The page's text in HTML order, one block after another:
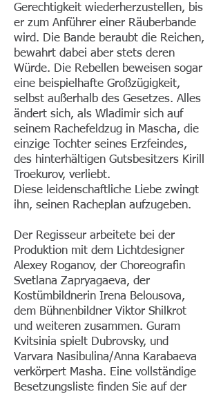
Gerechtigkeit wiederherzustellen, bis
er zum Anführer einer Räuberbande
wird. Die Bande beraubt die Reichen,
bewahrt dabei aber stets deren
Würde. Die Rebellen beweisen sogar
eine beispielhafte Großzügigkeit,
selbst außerhalb des Gesetzes. Alles
ändert sich, als Wladimir sich auf
seinem Rachefeldzug in Mascha, die
einzige Tochter seines Erzfeindes,
des hinterhältigen Gutsbesitzers Kirill
Troekurov, verliebt.
Diese leidenschaftliche Liebe zwingt
ihn, seinen Racheplan aufzugeben.
Der Regisseur arbeitete bei der
Produktion mit dem Lichtdesigner
Alexey Roganov, der Choreografin
Svetlana Zapryagaeva, der
Kostümbildnerin Irena Belousova,
dem Bühnenbildner Viktor Shilkrot
und weiteren zusammen. Guram
Kvitsinia spielt Dubrovsky, und
Varvara Nasibulina/Anna Karabaeva
verkörpert Masha. Eine vollständige
Besetzungsliste finden Sie auf der